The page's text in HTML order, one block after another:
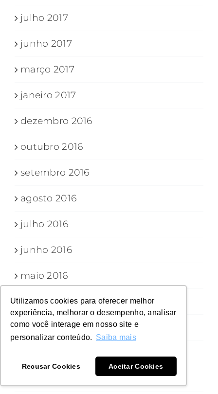
Utilizamos cookies para oferecer melhor
experiência, melhorar o desempenho, analisar
como você interage em nosso site e
personalizar conteúdo. Saiba mais
Recusar Cookies Aceitar Cookies
julho 2017
junho 2017
março 2017
janeiro 2017
dezembro 2016
outubro 2016
setembro 2016
agosto 2016
julho 2016
junho 2016
maio 2016
abril 2016
março 2016